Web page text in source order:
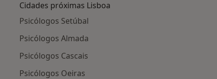
Cidades próximas Lisboa
Psicólogos Setúbal
Psicólogos Almada
Psicólogos Cascais
Psicólogos Oeiras